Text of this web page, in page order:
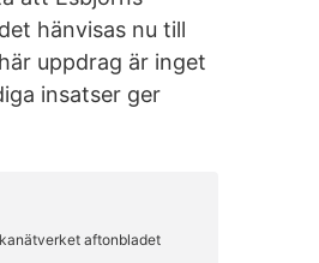
hänvisas nu till
uppdrag är inget
insatser ger